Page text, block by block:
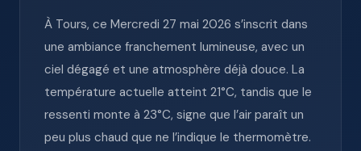
À Tours, ce Mercredi 27 mai 2026 s’inscrit dans
une ambiance franchement lumineuse, avec un
ciel dégagé et une atmosphère déjà douce. La
température actuelle atteint 21°C, tandis que le
ressenti monte à 23°C, signe que l’air paraît un
peu plus chaud que ne l’indique le thermomètre.